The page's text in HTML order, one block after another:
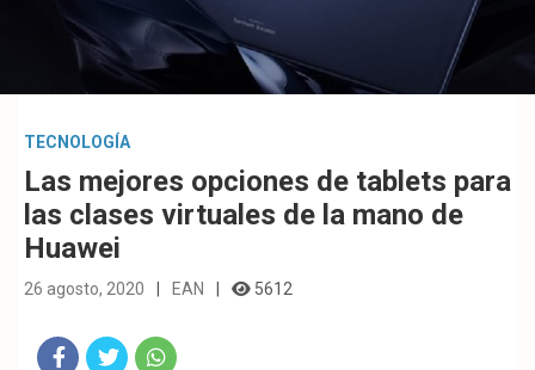
TECNOLOGÍA
Las mejores opciones de tablets para
las clases virtuales de la mano de
Huawei
26 agosto, 2020 EAN 5612